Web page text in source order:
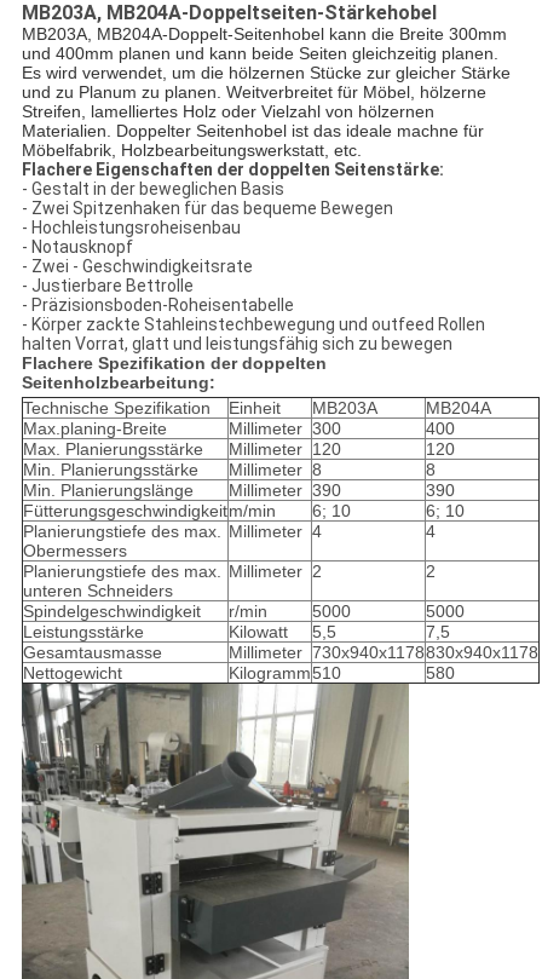
MB203A, MB204A-Doppeltseiten-Stärkehobel
MB203A, MB204A-Doppelt-Seitenhobel kann die Breite 300mm
und 400mm planen und kann beide Seiten gleichzeitig planen.
Es wird verwendet, um die hölzernen Stücke zur gleicher Stärke
und zu Planum zu planen. Weitverbreitet für Möbel, hölzerne
Streifen, lamelliertes Holz oder Vielzahl von hölzernen
Materialien. Doppelter Seitenhobel ist das ideale machne für
Möbelfabrik, Holzbearbeitungswerkstatt, etc.
Flachere Eigenschaften der doppelten Seitenstärke:
- Gestalt in der beweglichen Basis
- Zwei Spitzenhaken für das bequeme Bewegen
- Hochleistungsroheisenbau
- Notausknopf
- Zwei - Geschwindigkeitsrate
- Justierbare Bettrolle
- Präzisionsboden-Roheisentabelle
- Körper zackte Stahleinstechbewegung und outfeed Rollen
halten Vorrat, glatt und leistungsfähig sich zu bewegen
Flachere Spezifikation der doppelten
Seitenholzbearbeitung:
Technische Spezifikation
Einheit MB203A
MB204A
Max.planing-Breite
Millimeter 300
400
Max. Planierungsstärke
Millimeter 120
120
Min. Planierungsstärke
Millimeter 8
8
Min. Planierungslänge
Millimeter 390
390
Fütterungsgeschwindigkeitm/min 6; 10
6; 10
Planierungstiefe des max.
Obermessers
Millimeter 4 4
Planierungstiefe des max.
unteren Schneiders
Millimeter 2 2
Spindelgeschwindigkeit r/min 5000
5000
Leistungsstärke
Kilowatt 5,5
7,5
Gesamtausmasse
Millimeter 730x940x1178830x940x1178
Nettogewicht
Kilogramm510 580